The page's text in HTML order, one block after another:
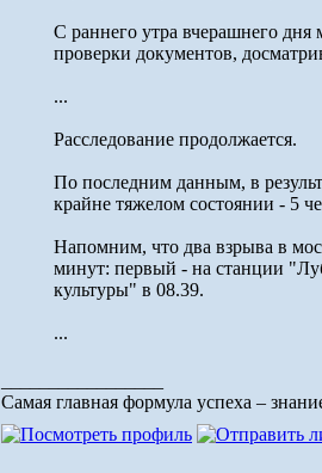
С раннего утра вчерашнего
проверки документов,
...
Расследование продолжается.
По последним данным, в
крайне тяжелом состоянии - 5
Напомним, что два взрыва в
минут: первый - на станции
культуры" в 08.39.
...
Самая главная формула успеха –